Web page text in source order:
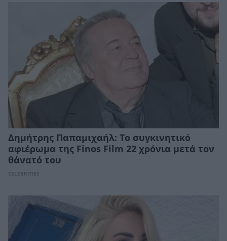
Δημήτρης Παπαμιχαήλ: Το συγκινητικό
αφιέρωμα της Finos Film 22 χρόνια μετά τον
θάνατό του
CELEBRITIES